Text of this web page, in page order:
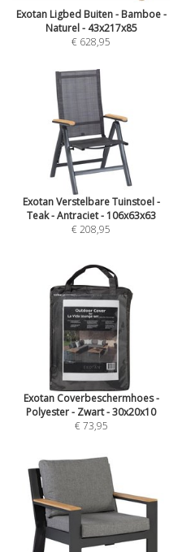
Exotan Ligbed Buiten - Bamboe -
Naturel - 43x217x85
€ 628,95
Exotan Verstelbare Tuinstoel -
Teak - Antraciet - 106x63x63
€ 208,95
Exotan Coverbeschermhoes -
Polyester - Zwart - 30x20x10
€ 73,95